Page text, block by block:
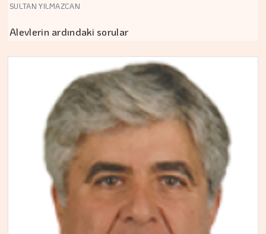
SULTAN YILMAZCAN
Alevlerin ardındaki sorular